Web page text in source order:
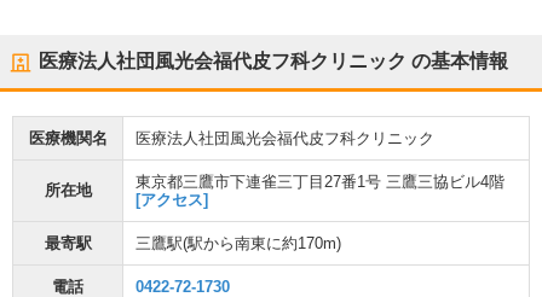
医療法人社団風光会福代皮フ科クリニック の基本情報
医療機関名 医療法人社団風光会福代皮フ科クリニック
所在地
東京都三鷹市下連雀三丁目27番1号 三鷹三協ビル4階
[アクセス]
最寄駅 三鷹駅(駅から南東に約170m)
電話 0422-72-1730